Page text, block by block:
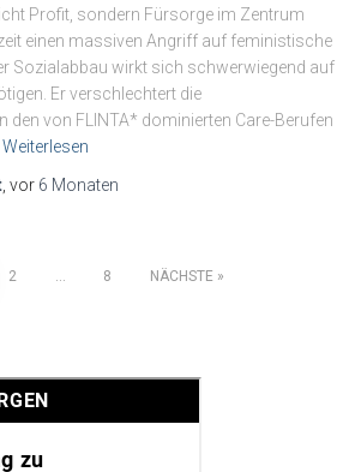
Profit, sondern Fürsorge im Zentrum
einen massiven Angriff auf feministische
Sozialabbau wirkt sich schwerwiegend auf
Er verschlechtert die
den von FLINTA* dominierten Care-Berufen
Weiterlesen
, vor 6 Monaten
2 … 8 NÄCHSTE